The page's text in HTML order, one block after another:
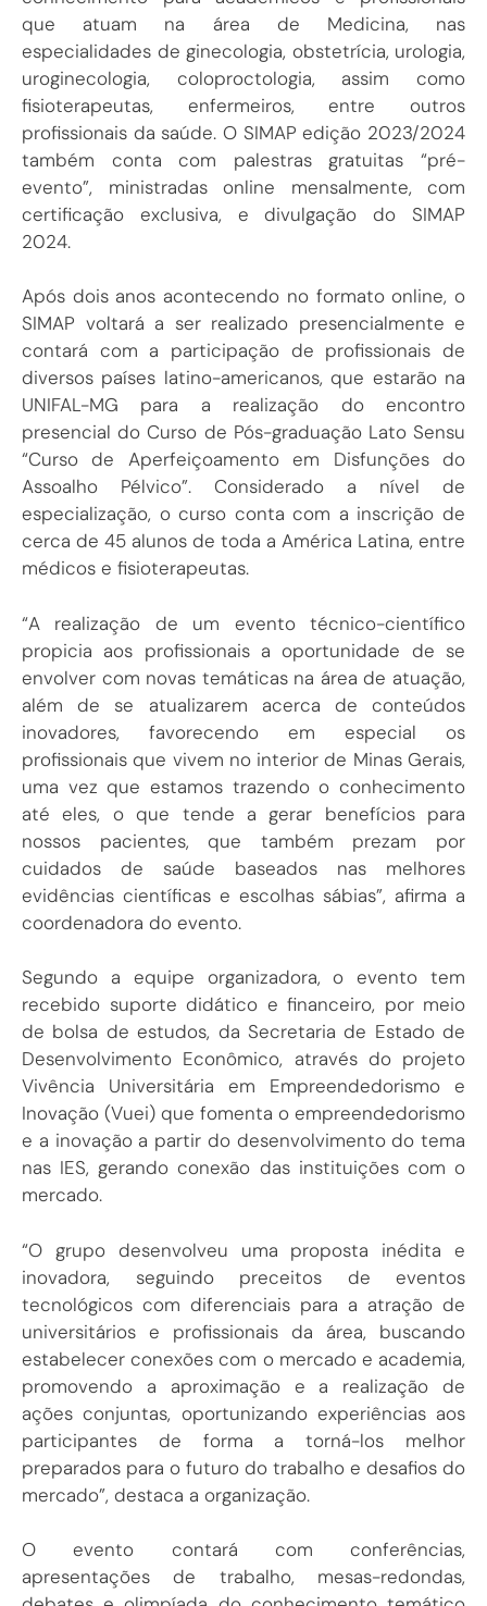
que atuam na área de Medicina, nas
especialidades de ginecologia, obstetrícia, urologia,
uroginecologia, coloproctologia, assim como
fisioterapeutas, enfermeiros, entre outros
profissionais da saúde. O SIMAP edição 2023/2024
também conta com palestras gratuitas “pré-
evento”, ministradas online mensalmente, com
certificação exclusiva, e divulgação do SIMAP
2024.
Após dois anos acontecendo no formato online, o
SIMAP voltará a ser realizado presencialmente e
contará com a participação de profissionais de
diversos países latino-americanos, que estarão na
UNIFAL-MG para a realização do encontro
presencial do Curso de Pós-graduação Lato Sensu
“Curso de Aperfeiçoamento em Disfunções do
Assoalho Pélvico”. Considerado a nível de
especialização, o curso conta com a inscrição de
cerca de 45 alunos de toda a América Latina, entre
médicos e fisioterapeutas.
“A realização de um evento técnico-científico
propicia aos profissionais a oportunidade de se
envolver com novas temáticas na área de atuação,
além de se atualizarem acerca de conteúdos
inovadores, favorecendo em especial os
profissionais que vivem no interior de Minas Gerais,
uma vez que estamos trazendo o conhecimento
até eles, o que tende a gerar benefícios para
nossos pacientes, que também prezam por
cuidados de saúde baseados nas melhores
evidências científicas e escolhas sábias”, afirma a
coordenadora do evento.
Segundo a equipe organizadora, o evento tem
recebido suporte didático e financeiro, por meio
de bolsa de estudos, da Secretaria de Estado de
Desenvolvimento Econômico, através do projeto
Vivência Universitária em Empreendedorismo e
Inovação (Vuei) que fomenta o empreendedorismo
e a inovação a partir do desenvolvimento do tema
nas IES, gerando conexão das instituições com o
mercado.
“O grupo desenvolveu uma proposta inédita e
inovadora, seguindo preceitos de eventos
tecnológicos com diferenciais para a atração de
universitários e profissionais da área, buscando
estabelecer conexões com o mercado e academia,
promovendo a aproximação e a realização de
ações conjuntas, oportunizando experiências aos
participantes de forma a torná-los melhor
preparados para o futuro do trabalho e desafios do
mercado”, destaca a organização.
O evento contará com conferências,
apresentações de trabalho, mesas-redondas,